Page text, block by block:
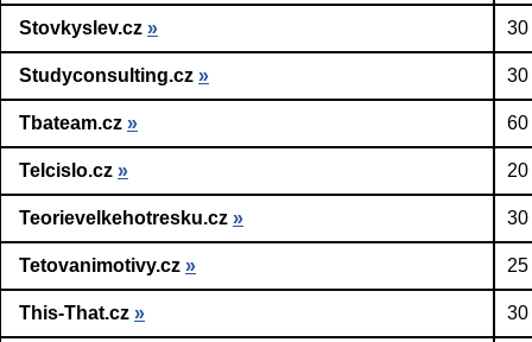
Stovkyslev.cz » 30
Studyconsulting.cz » 30
Tbateam.cz » 60
Telcislo.cz »
Teorievelkehotresku.cz » 30
Tetovanimotivy.cz »
This-That.cz » 30